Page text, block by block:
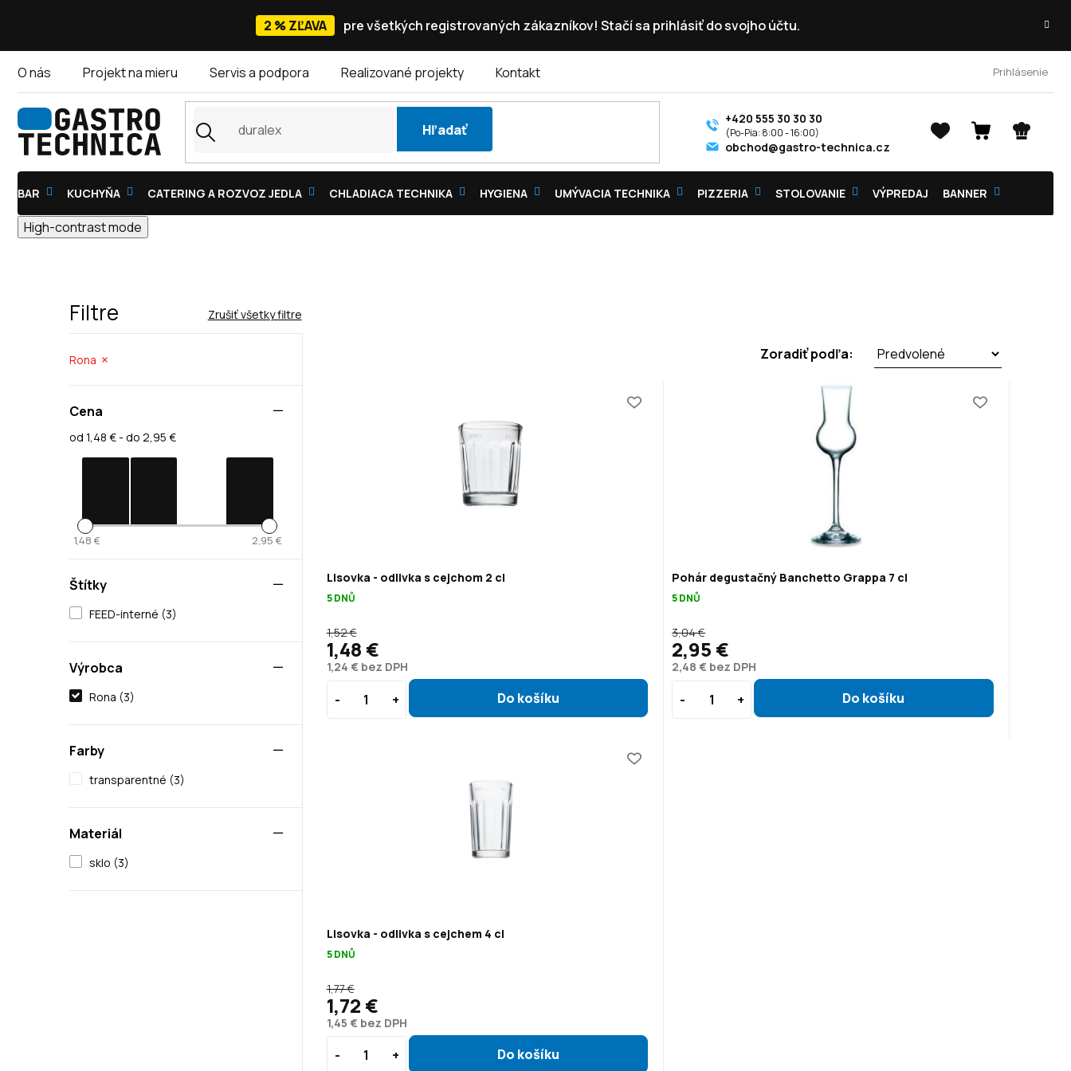
2 % ZĽAVA pre všetkých registrovaných zákazníkov! Stačí sa prihlásiť do svojho účtu.
O nás Projekt na mieru Servis a podpora Realizované projekty Kontakt Prihlásenie
Hľadať
NÁKUPNÝ
+420 555 30 30 30
obchod@gastro-technica.cz
BAR KUCHYŇA CATERING A ROZVOZ JEDLA CHLADIACA TECHNIKA HYGIENA UMÝVACIA TECHNIKA PIZZERIA STOLOVANIE VÝPREDAJ BANNER
High-contrast mode
Filtre Zrušiť všetky filtre
Rona
Cena
od 1,48 € - do 2,95 €
1,48 € 2,95 €
Štítky
FEED-interné (3)
Výrobca
Rona (3)
Farby
transparentné (3)
Materiál
sklo (3)
Zoradiť podľa:
Lisovka - odlivka s cejchom 2 cl
5 DNŮ
1,24 € bez DPH
1,52 €
1,48 €
Pohár degustačný Banchetto Grappa 7 cl
5 DNŮ
2,48 € bez DPH
3,04 €
2,95 €
Lisovka - odlivka s cejchem 4 cl
5 DNŮ
1,45 € bez DPH
1,77 €
1,72 €